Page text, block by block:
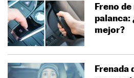
Freno
palanca:
mejor?
Frenada